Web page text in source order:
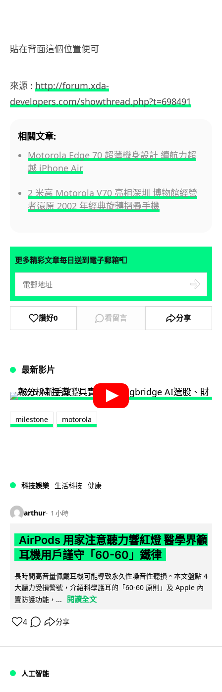
貼在背面這個位置便可
來源 : http://forum.xda-
developers.com/showthread.php?t=698491
相關文章:
Motorola Edge 70 超薄機身設計 續航力超
越 iPhone Air
2 米高 Motorola V70 亮相深圳 博物館經營
者還原 2002 年經典旋轉摺疊手機
更多精彩文章每日送到電子郵箱📮
讚好0 看留言 分享
最新影片
milestone motorola
科技娛樂 生活科技 健康
arthur 1 小時
AirPods 用家注意聽力響紅燈 醫學界籲
耳機用戶謹守「60-60」鐵律
長時間高音量佩戴耳機可能導致永久性噪音性聽損。本文盤點 4
大聽力受損警號，介紹科學護耳的「60-60 原則」及 Apple 內
置防護功能，...
閱讀全文
4 分享
人工智能